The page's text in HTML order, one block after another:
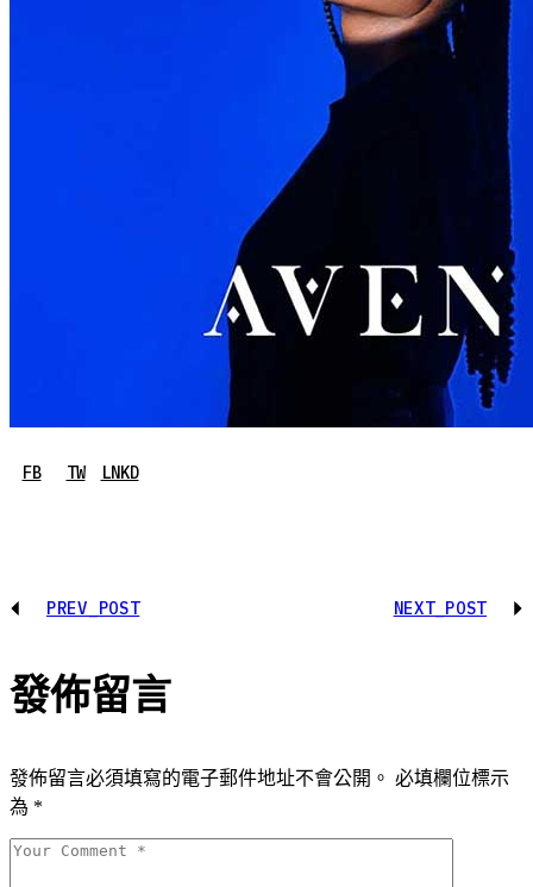
FB TW LNKD
PREV_POST NEXT_POST
發佈留言
發佈留言必須填寫的電子郵件地址不會公開。 必填欄位標示
為 *